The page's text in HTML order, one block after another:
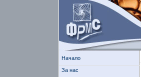
Начало
За нас